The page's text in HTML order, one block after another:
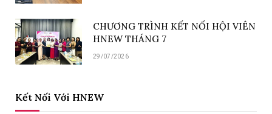
CHƯƠNG TRÌNH KẾT NỐI HỘI VIÊN
HNEW THÁNG 7
29/07/2026
Kết Nối Với HNEW